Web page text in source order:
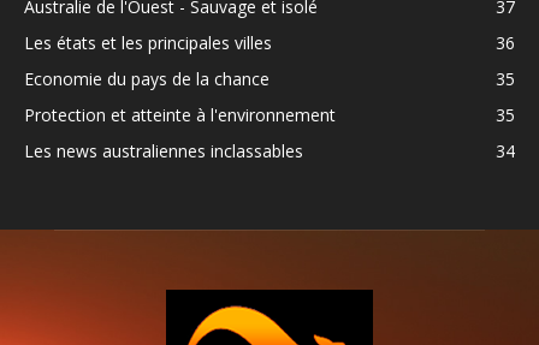
Australie de l'Ouest - Sauvage et isolé
37
Les états et les principales villes
36
Economie du pays de la chance
35
Protection et atteinte à l'environnement
35
Les news australiennes inclassables
34